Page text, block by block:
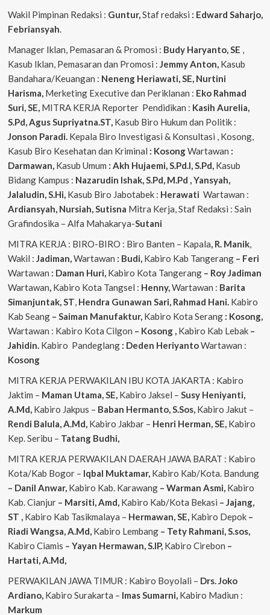
Wakil Pimpinan Redaksi : Guntur, Staf redaksi : Edward Saharjo,
Febriansyah
Manager Iklan, Pemasaran & Promosi : Budy Haryanto, SE
Kasub Iklan, Pemasaran dan Promosi : Jemmy Anton, Kasub
Bandahara/Keuangan : Neneng Heriawati, SE, Nurtini
Harisma, Merketing Executive dan Periklanan : Eko Rahmad
Suri, SE, MITRA KERJA Reporter Pendidikan : Kasih Aurelia,
S.Pd, Agus Supriyatna.ST, Kasub Biro Hukum dan Politik :
Jonson Paradi. Kepala Biro Investigasi & Konsultasi , Kosong,
Kasub Biro Kesehatan dan Kriminal : KosongWartawan :
Darmawan, Kasub Umum : Akh Hujaemi, S.Pd.I, S.Pd, Kasub
Bidang Kampus : Nazarudin Ishak, S.Pd, M.Pd , Yansyah,
Jalaludin, S.Hi, Kasub Biro Jabotabek : Herawati Wartawan :
Ardiansyah, Nursiah, Sutisna Mitra Kerja, Staf Redaksi : Sain
Grafindosika – Alfa Mahakarya-Sutani
MITRA KERJA : BIRO-BIRO : Biro Banten – Kapala , R. Manik,
Wakil : Jadiman, Wartawan : Budi, Kabiro Kab Tangerang– Feri
Wartawan : Daman Huri, Kabiro Kota Tangerang– Roy Jadiman
Wartawan Kabiro Kota Tangsel : Henny, Wartawan : Barita
Simanjuntak, ST Hendra Gunawan Sari, Rahmad Hani. Kabiro
Kab Seang– Saiman Manufaktur, Kabiro Kota Serang : Kosong,
Wartawan : Kabiro Kota Cilgon – Kosong Kabiro Kab Lebak–
Jahidin. Kabiro Pandeglang : Deden HeriyantoWartawan :
Kosong
MITRA KERJA PERWAKILAN IBU KOTA JAKARTA : Kabiro
Jaktim – Maman Utama, SE, Kabiro Jaksel – Susy Heniyanti,
A.Md, Kabiro Jakpus – Baban Hermanto, S.Sos, Kabiro Jakut –
Rendi Balula, A.Md, Kabiro Jakbar – Henri Herman, SE, Kabiro
Kep. Seribu – Tatang Budhi,
MITRA KERJA PERWAKILAN DAERAH JAWA BARAT : Kabiro
Kota/Kab Bogor – Iqbal Muktamar, Kabiro Kab/Kota. Bandung
– Danil Anwar, Kabiro Kab. Karawang – Warman Asmi, Kabiro
Kab. Cianjur– Marsiti, Amd, Kabiro Kab/Kota Bekasi – Jajang,
ST
Kabiro Kab Tasikmalaya – Hermawan, SE, Kabiro Depok–
Riadi Wangsa, A.Md, Kabiro Lembang– Tety Rahmani, S.sos,
Kabiro Ciamis – Yayan Hermawan, S.IP, Kabiro Cirebon –
Hartati, A.Md,
PERWAKILAN JAWA TIMUR : Kabiro Boyolali – Drs. Joko
Ardiano, Kabiro Surakarta – Imas Sumarni, Kabiro Madiun :
Markum